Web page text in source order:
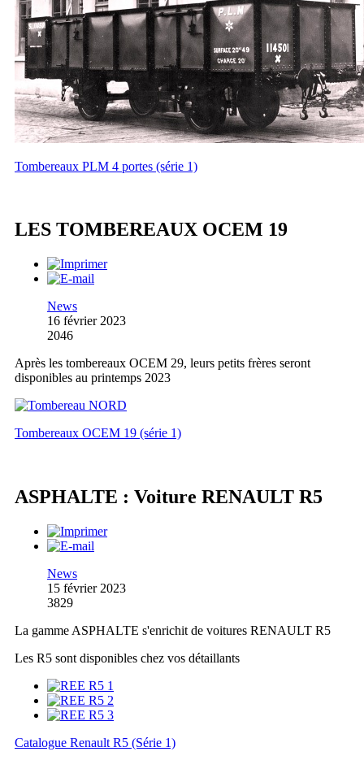
Tombereaux PLM 4 portes (série 1)
LES TOMBEREAUX OCEM 19
News
16 février 2023
2046
Après les tombereaux OCEM 29, leurs petits frères seront
disponibles au printemps 2023
Tombereaux OCEM 19 (série 1)
ASPHALTE : Voiture RENAULT R5
News
15 février 2023
3829
La gamme ASPHALTE s'enrichit de voitures RENAULT R5
Les R5 sont disponibles chez vos détaillants
Catalogue Renault R5 (Série 1)